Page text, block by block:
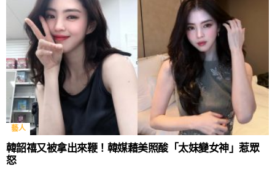
藝人
韓韶禧又被拿出來鞭！韓媒藉美照酸「太妹變女神」惹眾
怒